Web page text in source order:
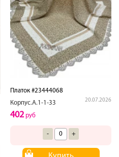
Платок #23444068
Корпус.А.1-1-33
20.07.2026
402руб
- +